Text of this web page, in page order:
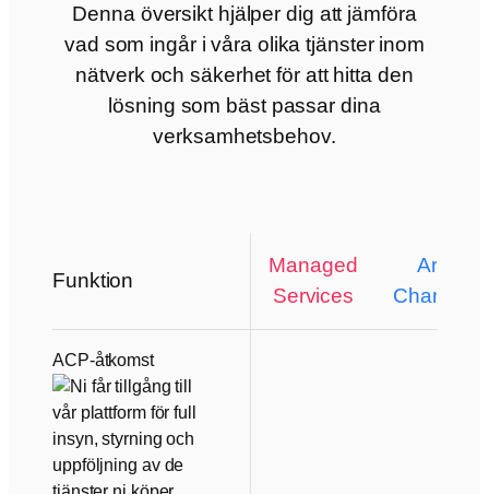
Denna översikt hjälper dig att jämföra
vad som ingår i våra olika tjänster inom
nätverk och säkerhet för att hitta den
lösning som bäst passar dina
verksamhetsbehov.
Funktion
Managed
Services
Aranya
ACP-åtkomst